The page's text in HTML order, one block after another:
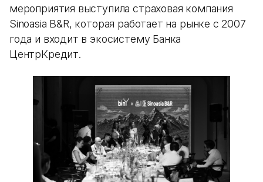
мероприятия выступила страховая компания
Sinoasia B&R, которая работает на рынке с 2007
года и входит в экосистему Банка
ЦентрКредит.